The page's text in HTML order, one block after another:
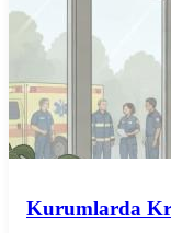
Kurumlarda